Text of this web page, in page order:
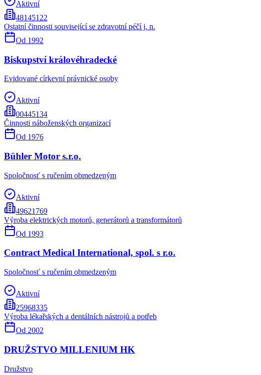
Aktivní
48145122
Ostatní činnosti související se zdravotní péčí j. n.
Od 1992
Biskupství královéhradecké
Evidované církevní právnické osoby
Aktivní
00445134
Činnosti náboženských organizací
Od 1976
Bühler Motor s.r.o.
Spoločnosť s ručením obmedzeným
Aktivní
49621769
Výroba elektrických motorů, generátorů a transformátorů
Od 1993
Contract Medical International, spol. s r.o.
Spoločnosť s ručením obmedzeným
Aktivní
25968335
Výroba lékařských a dentálních nástrojů a potřeb
Od 2002
DRUŽSTVO MILLENIUM HK
Družstvo